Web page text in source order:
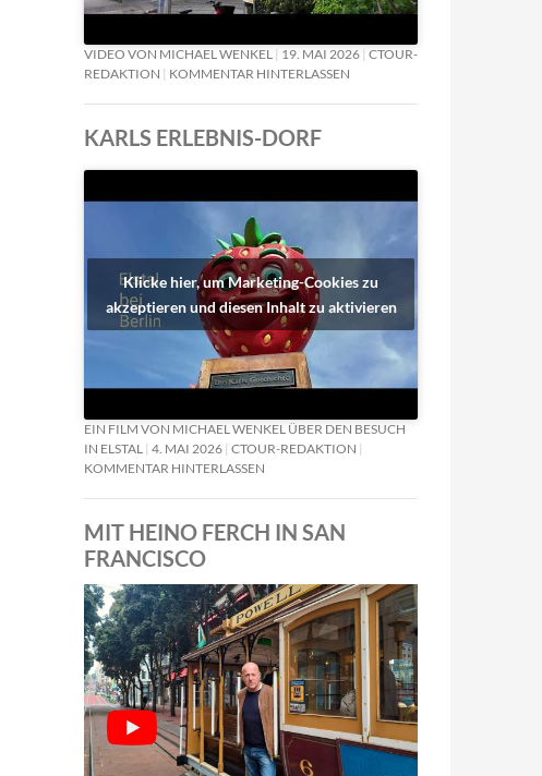
VIDEO VON MICHAEL WENKEL 19. MAI 2026 CTOUR-
REDAKTION
KOMMENTAR HINTERLASSEN
KARLS ERLEBNIS-DORF
Klicke hier, um Marketing-Cookies zu
akzeptieren und diesen Inhalt zu aktivieren
EIN FILM VON MICHAEL WENKEL ÜBER DEN BESUCH
IN ELSTAL 4. MAI 2026 CTOUR-REDAKTION
KOMMENTAR HINTERLASSEN
MIT HEINO FERCH IN SAN
FRANCISCO